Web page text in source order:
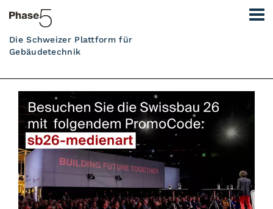
Die Schweizer Plattform für
Gebäudetechnik